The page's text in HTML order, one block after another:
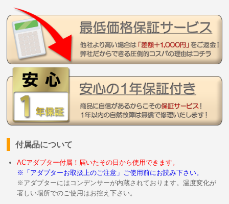
付属品について
ACアダプター付属！届いたその日から使用できます。
※「アダプターお取扱上のご注意」ご使用前にお読み下さい。
※アダプターにはコンデンサーが内蔵されております。温度変化が
著しい場所でのご使用はお控え下さい。